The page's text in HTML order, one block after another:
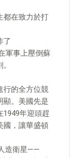
都在致力於打
了
軍事上壓倒蘇
行的全方位競
顯。美國先是
1949年迎頭趕
國，讓華盛頓
造衛星——